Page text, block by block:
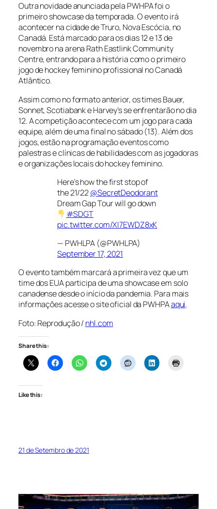
Outra novidade anunciada pela PWHPA foi o
primeiroshowcaseda temporada. O evento irá
acontecer na cidade de Truro, Nova Escócia, no
Canadá. Está marcado para os dias 12 e 13 de
novembro na arena Rath Eastlink Community
Centre, entrando para a história como o primeiro
jogo de hockey feminino profissional no Canadá
Atlântico.
Assim como no formato anterior, os times Bauer,
Sonnet, Scotiabank e Harvey’s se enfrentarão no dia
12. A competição acontece com um jogo para cada
equipe, além de uma final no sábado (13). Além dos
jogos, estão na programação eventos como
palestras e clínicas de habilidades com as jogadoras
e organizações locais do hockey feminino.
Here's how the first stop of
the 21/22@SecretDeodorant
Dream Gap Tour will go down
#SDGT
pic.twitter.com/XI7EWDZ8xK
— PWHLPA (@PWHLPA)
September 17, 2021
O evento também marcará a primeira vez que um
time dos EUA participa de uma showcaseem solo
canadense desde o início da pandemia. Para mais
informações acesse o site oficial da PWHPAaqui.
Foto: Reprodução / nhl.com
Share this:
Like this:
21 de Setembro de 2021